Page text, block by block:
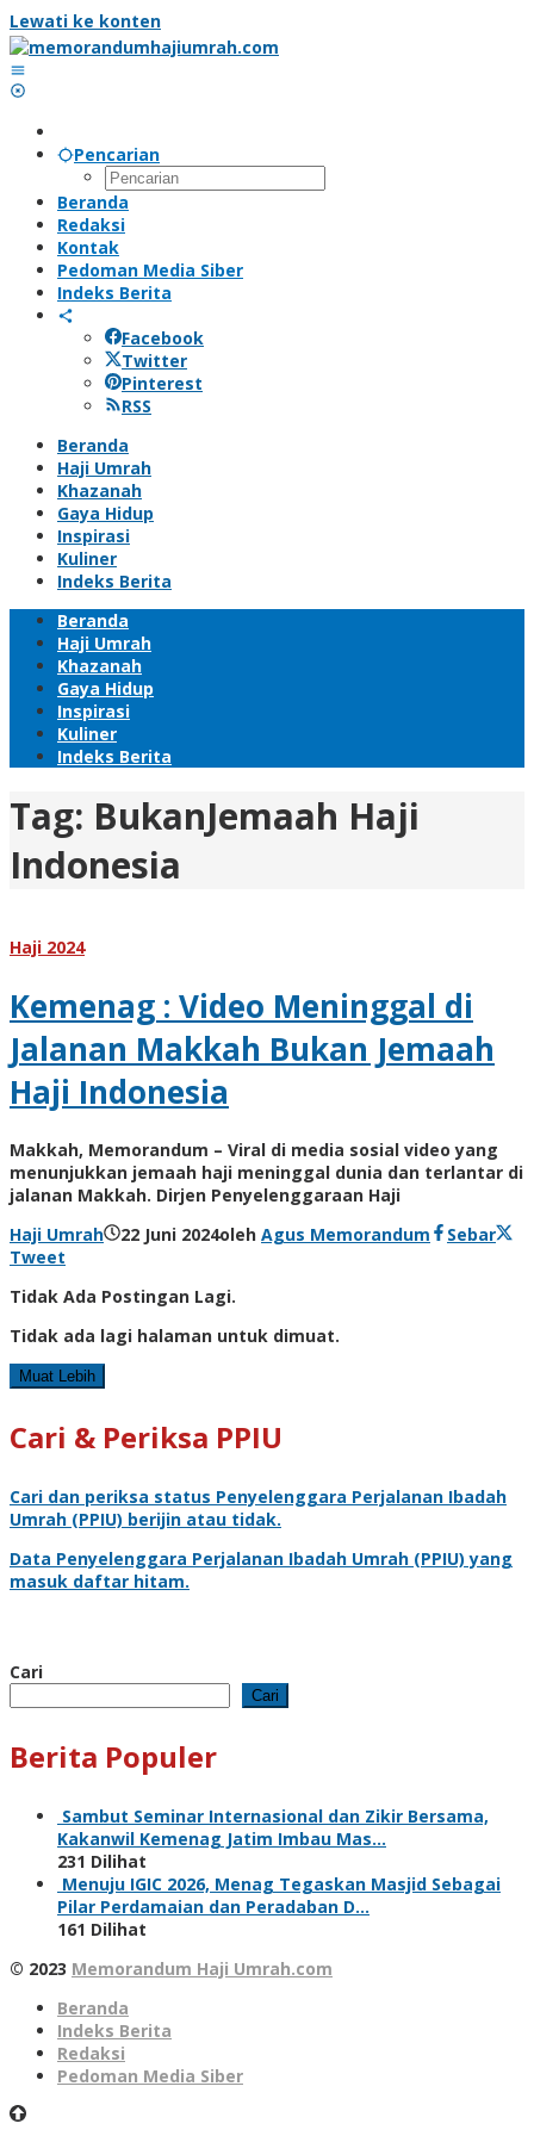
Lewati ke konten
Pencarian
Beranda
Redaksi
Kontak
Pedoman Media Siber
Indeks Berita
Facebook
Twitter
Pinterest
RSS
Beranda
Haji Umrah
Khazanah
Gaya Hidup
Inspirasi
Kuliner
Indeks Berita
Beranda
Haji Umrah
Khazanah
Gaya Hidup
Inspirasi
Kuliner
Indeks Berita
Tag: BukanJemaah Haji
Indonesia
Haji 2024
Kemenag : Video Meninggal di
Jalanan Makkah Bukan Jemaah
Haji Indonesia
Makkah, Memorandum – Viral di media sosial video yang
menunjukkan jemaah haji meninggal dunia dan terlantar di
jalanan Makkah. Dirjen Penyelenggaraan Haji
Haji Umrah
22 Juni 2024oleh Agus Memorandum
Sebar
Tweet
Tidak Ada Postingan Lagi.
Tidak ada lagi halaman untuk dimuat.
Muat Lebih
Cari & Periksa PPIU
Cari dan periksa status Penyelenggara Perjalanan Ibadah
Umrah (PPIU) berijin atau tidak.
Data Penyelenggara Perjalanan Ibadah Umrah (PPIU) yang
masuk daftar hitam.
Cari
Cari
Berita Populer
Sambut Seminar Internasional dan Zikir Bersama,
Kakanwil Kemenag Jatim Imbau Mas…
231 Dilihat
Menuju IGIC 2026, Menag Tegaskan Masjid Sebagai
Pilar Perdamaian dan Peradaban D…
161 Dilihat
© 2023 Memorandum Haji Umrah.com
Beranda
Indeks Berita
Redaksi
Pedoman Media Siber